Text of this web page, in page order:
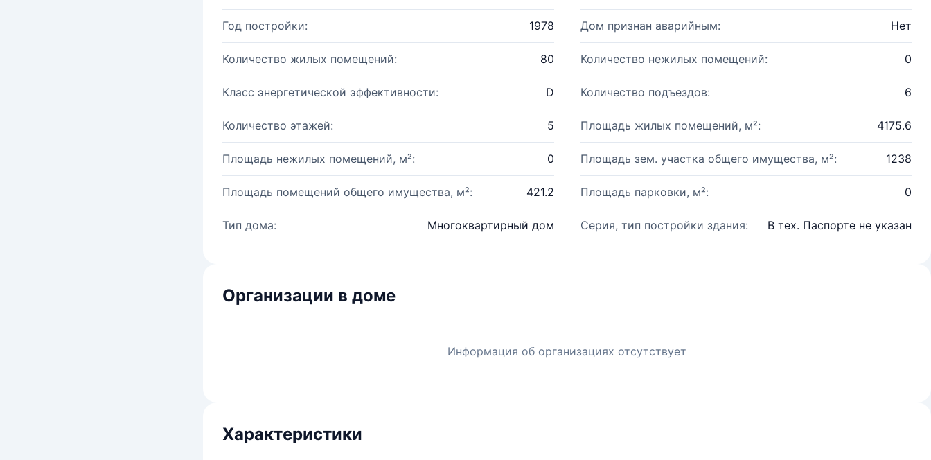
Год постройки: 1978 Дом признан аварийным: Нет
Количество жилых помещений: 80 Количество нежилых помещений: 0
Класс энергетической эффективности: D Количество подъездов: 6
Количество этажей: 5 Площадь жилых помещений, м²: 4175.6
Площадь нежилых помещений, м²: 0 Площадь зем. участка общего имущества, м²: 1238
Площадь помещений общего имущества, м²: 421.2 Площадь парковки, м²: 0
Тип дома: Многоквартирный дом Серия, тип постройки здания: В тех. Паспорте не указан
Организации в доме
Информация об организациях отсутствует
Характеристики